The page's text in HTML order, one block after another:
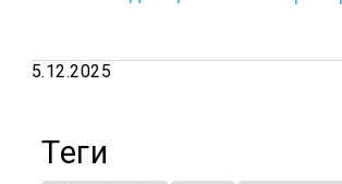
5.12.2025
Теги